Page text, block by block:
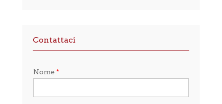
Contattaci
Nome *